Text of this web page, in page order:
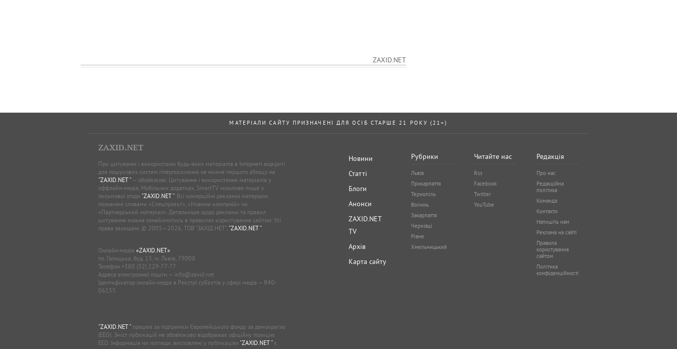
ZAXID.NET
МАТЕРІАЛИ САЙТУ ПРИЗНАЧЕНІ ДЛЯ ОСІБ СТАРШЕ 21 РОКУ (21+)
ZAXID.NET
При цитуванні і використанні будь-яких матеріалів в Інтернеті відкриті
для пошукових систем гіперпосилання не нижче першого абзацу на
"ZAXID.NET "— обов’язкові. Цитування і використання матеріалів у
оффлайн-медіа, Мобільних додатках, SmartTV можливе лише з
письмової згоди "ZAXID.NET ". Всі комерційні рекламні матеріали
позначені словами «Спецпроєкт», «Новини компаній» чи
«Партнерський матеріал». Детальніше щодо реклами та правил
цитування можна ознайомитись в правилах користування сайтом. Усі
права захищені. © 2005—2026, ТОВ “ЗАХІД.НЕТ”, "ZAXID.NET ".
Онлайн-медіа «ZAXID.NET»
пл. Галицька, буд. 15, м. Львів, 79008
Телефон +380 (32) 229-77-77
Адреса електронної пошти — info@zaxid.net
Ідентифікатор онлайн-медіа в Реєстрі суб'єктів у сфері медіа — R40-
06155
"ZAXID.NET "працює за підтримки Європейського фонду за демократію
(EED). Зміст публікацій не обов’язково відображає офіційну позицію
EED. Інформація чи погляди, висловлені у публікаціях "ZAXID.NET "є
Новини
Статті
Блоги
Анонси
ZAXID.NET
TV
Архів
Карта сайту
Рубрики
Львів
Прикарпаття
Тернопіль
Волинь
Закарпаття
Чернівці
Рівне
Хмельницький
Читайте нас
Rss
Facebook
Twitter
YouTube
Редакція
Про нас
Редакційна
політика
Команда
Контакти
Напишіть нам
Реклама на сайті
Правила
користування
сайтом
Політика
конфіденційності